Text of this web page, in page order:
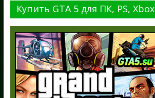
Купить GTA 5 для ПК, PS, Xbox